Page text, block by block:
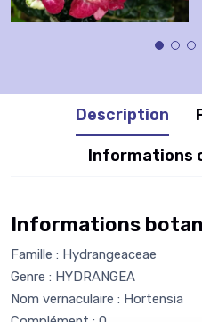
Description
Informations
Informations
Famille : Hydrangeaceae
Genre : HYDRANGEA
Nom vernaculaire : Hortensia